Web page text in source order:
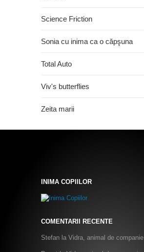
Science Friction
Sonia cu inima ca o căpşuna
Total Auto
Viv's butterflies
Zeita marii
INIMA COPIILOR
COMENTARII RECENTE
Stefan la Vidra, animal de companie